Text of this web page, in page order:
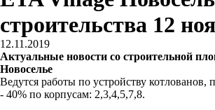
строительства 12
12.11.2019
Актуальные новости со строительной
Новоселье
Ведутся работы по устройству котлованов,
- 40% по корпусам: 2,3,4,5,7,8.